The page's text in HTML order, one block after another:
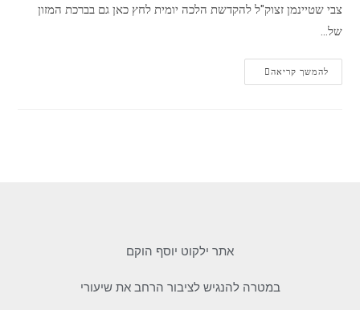
צבי שטיינמן זצוק"ל להקדשת הלכה יומית לחץ כאן גם בברכת המזון
של…
להמשך קריאה
אתר ילקוט יוסף הוקם
במטרה להנגיש לציבור הרחב את שיעורי